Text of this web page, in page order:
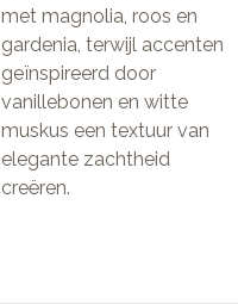
met magnolia, roos en
gardenia, terwijl accenten
geïnspireerd door
vanillebonen en witte
muskus een textuur van
elegante zachtheid
creëren.